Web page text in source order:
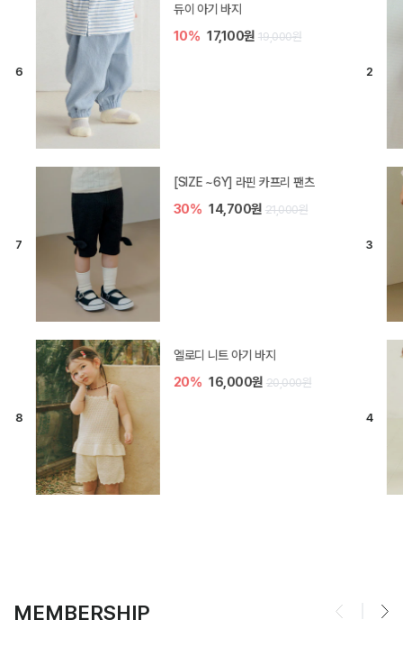
듀이 아기 바지
10% 17,100원 19,000원
[SIZE ~6Y] 라핀 카프리 팬츠
30% 14,700원 21,000원
엘로디 니트 아기 바지
20% 16,000원 20,000원
MEMBERSHIP